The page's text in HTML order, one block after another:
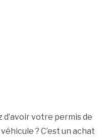
d’avoir votre permis de
? C’est un achat